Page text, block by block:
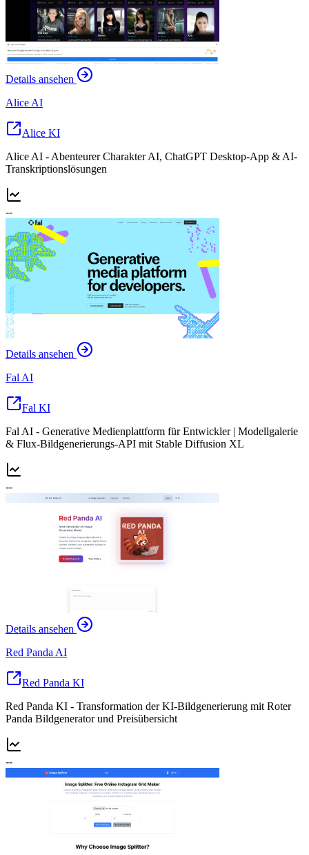
Details ansehen
Alice AI
Alice KI
Alice AI - Abenteurer Charakter AI, ChatGPT Desktop-App & AI-
Transkriptionslösungen
--
Details ansehen
Fal AI
Fal KI
Fal AI - Generative Medienplattform für Entwickler | Modellgalerie
& Flux-Bildgenerierungs-API mit Stable Diffusion XL
--
Details ansehen
Red Panda AI
Red Panda KI
Red Panda KI - Transformation der KI-Bildgenerierung mit Roter
Panda Bildgenerator und Preisübersicht
--